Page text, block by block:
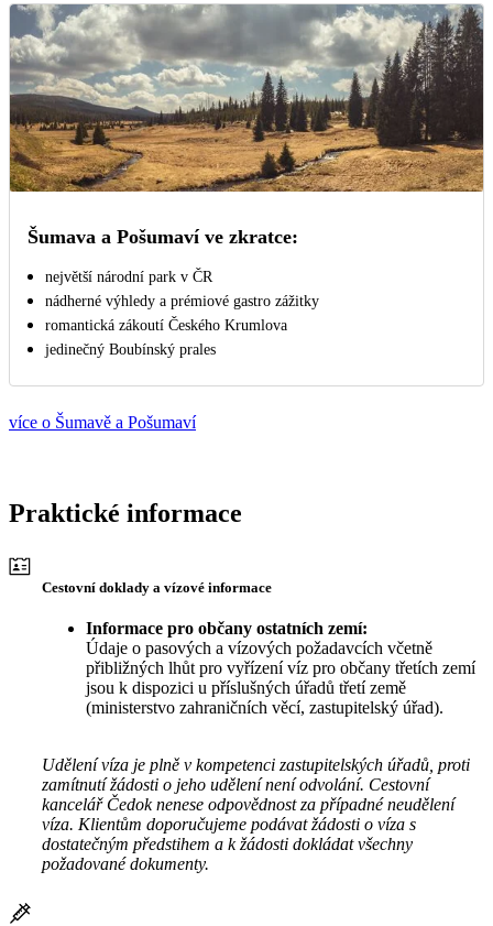
Šumava a Pošumaví ve zkratce:
největší národní park v ČR
nádherné výhledy a prémiové gastro zážitky
romantická zákoutí Českého Krumlova
jedinečný Boubínský prales
více o Šumavě a Pošumaví
Praktické informace
Cestovní doklady a vízové informace
Informace pro občany ostatních zemí:
Údaje o pasových a vízových požadavcích včetně
přibližných lhůt pro vyřízení víz pro občany třetích zemí
jsou k dispozici u příslušných úřadů třetí země
(ministerstvo zahraničních věcí, zastupitelský úřad).
Udělení víza je plně v kompetenci zastupitelských úřadů, proti
zamítnutí žádosti o jeho udělení není odvolání. Cestovní
kancelář Čedok nenese odpovědnost za případné neudělení
víza. Klientům doporučujeme podávat žádosti o víza s
dostatečným předstihem a k žádosti dokládat všechny
požadované dokumenty.